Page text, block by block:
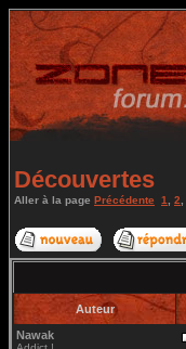
Découvertes
Aller à la page Précédente 1 2
Auteur
Nawak